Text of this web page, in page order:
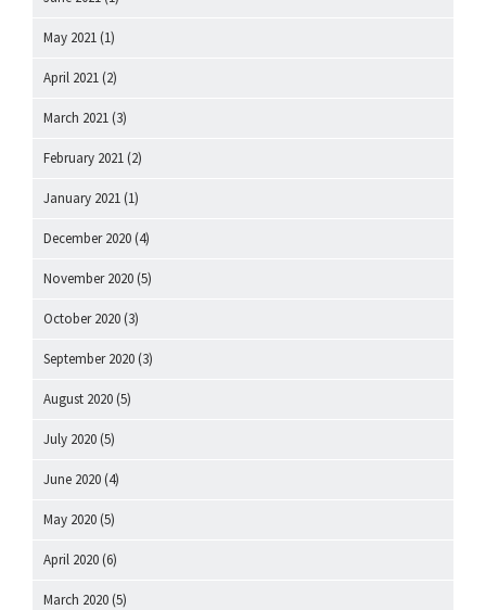
May 2021 (1)
April 2021 (2)
March 2021 (3)
February 2021 (2)
January 2021 (1)
December 2020 (4)
November 2020 (5)
October 2020 (3)
September 2020 (3)
August 2020 (5)
July 2020 (5)
June 2020 (4)
May 2020 (5)
April 2020 (6)
March 2020 (5)